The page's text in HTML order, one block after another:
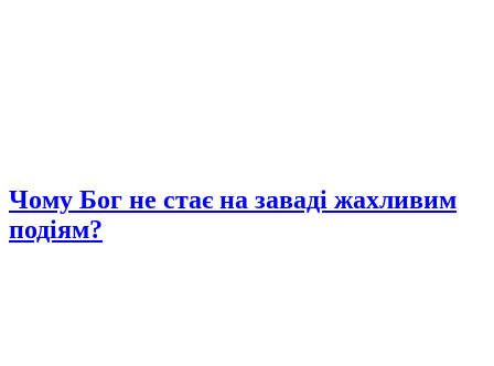
Чому Бог не стає на заваді жахливим
подіям?